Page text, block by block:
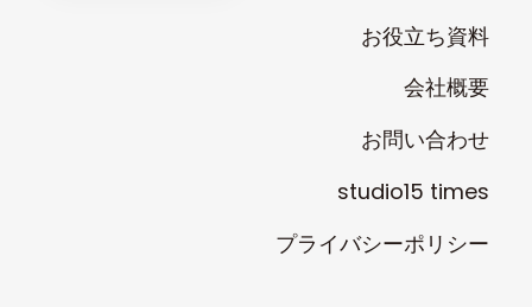
お役立ち資料
会社概要
お問い合わせ
studio15 times
プライバシーポリシー